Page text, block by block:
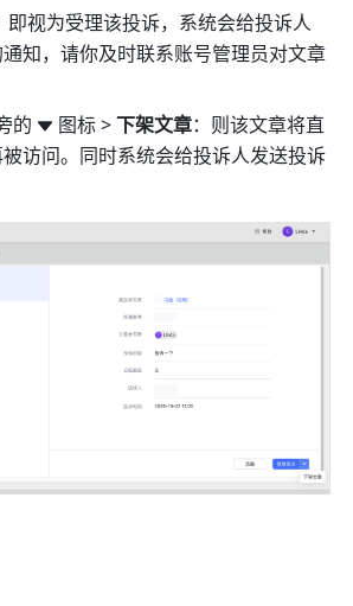
即视为受理该投诉，系统会给投诉人
知，请你及时联系账号管理员对文章
的 图标 > 下架文章：则该文章将直
访问。同时系统会给投诉人发送投诉